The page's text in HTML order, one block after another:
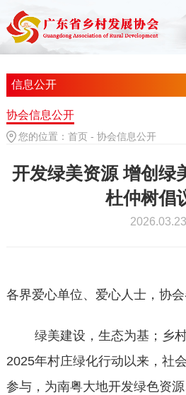
信息公开
协会信息公开
您的位置： 首页 - 协会信息公开
开发绿美资源 增创绿
杜仲树倡
2026.03.23
各界爱心单位、爱心人士，协
绿美建设，生态为基；乡
2025年村庄绿化行动以来，社
参与，为南粤大地开发绿色资